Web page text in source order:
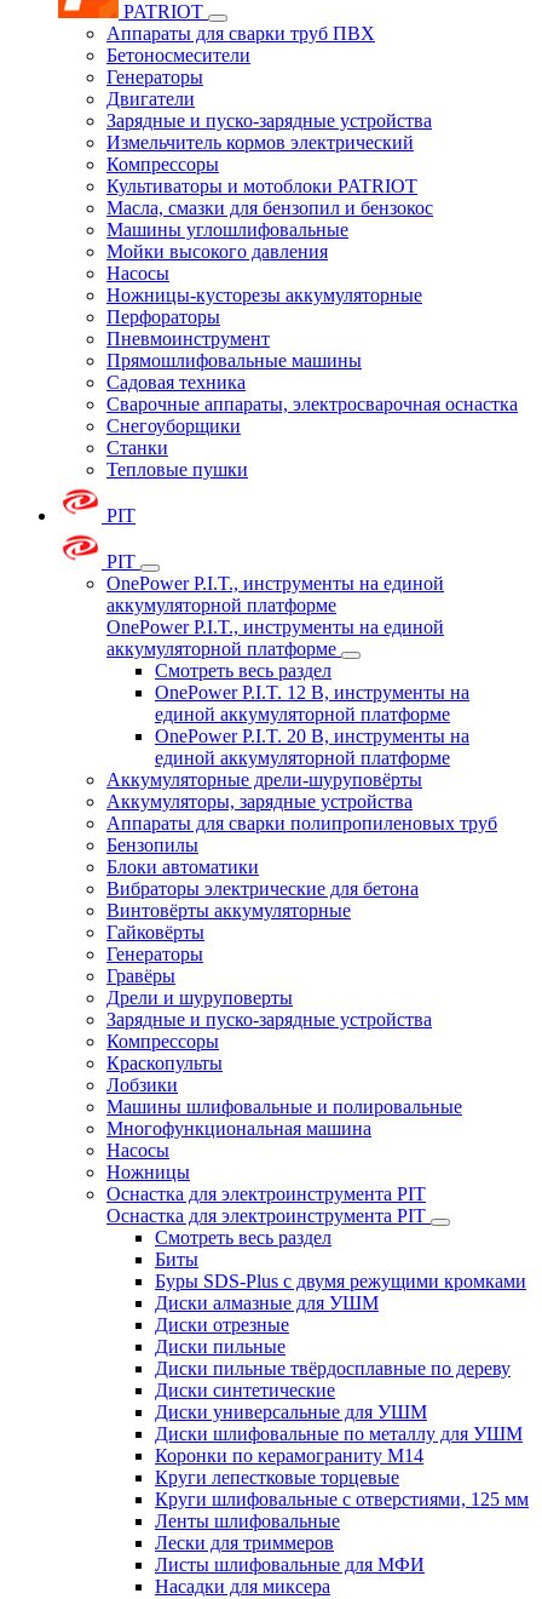
PATRIOT
Аппараты для сварки труб ПВХ
Бетоносмесители
Генераторы
Двигатели
Зарядные и пуско-зарядные устройства
Измельчитель кормов электрический
Компрессоры
Культиваторы и мотоблоки PATRIOT
Масла, смазки для бензопил и бензокос
Машины углошлифовальные
Мойки высокого давления
Насосы
Ножницы-кусторезы аккумуляторные
Перфораторы
Пневмоинструмент
Прямошлифовальные машины
Садовая техника
Сварочные аппараты, электросварочная оснастка
Снегоуборщики
Станки
Тепловые пушки
PIT
PIT
OnePower P.I.T., инструменты на единой
аккумуляторной платформе
OnePower P.I.T., инструменты на единой
аккумуляторной платформе
Смотреть весь раздел
OnePower P.I.T. 12 В, инструменты на
единой аккумуляторной платформе
OnePower P.I.T. 20 В, инструменты на
единой аккумуляторной платформе
Аккумуляторные дрели-шуруповёрты
Аккумуляторы, зарядные устройства
Аппараты для сварки полипропиленовых труб
Бензопилы
Блоки автоматики
Вибраторы электрические для бетона
Винтовёрты аккумуляторные
Гайковёрты
Генераторы
Гравёры
Дрели и шуруповерты
Зарядные и пуско-зарядные устройства
Компрессоры
Краскопульты
Лобзики
Машины шлифовальные и полировальные
Многофункциональная машина
Насосы
Ножницы
Оснастка для электроинструмента PIT
Оснастка для электроинструмента PIT
Смотреть весь раздел
Биты
Буры SDS-Plus c двумя режущими кромками
Диски алмазные для УШМ
Диски отрезные
Диски пильные
Диски пильные твёрдосплавные по дереву
Диски синтетические
Диски универсальные для УШМ
Диски шлифовальные по металлу для УШМ
Коронки по керамограниту M14
Круги лепестковые торцевые
Круги шлифовальные с отверстиями, 125 мм
Ленты шлифовальные
Лески для триммеров
Листы шлифовальные для МФИ
Насадки для миксера